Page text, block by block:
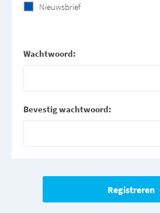
Nieuwsbrief
Wachtwoord:
Bevestig wachtwoord: